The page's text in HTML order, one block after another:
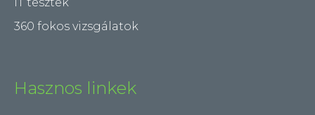
360 fokos vizsgálatok
Hasznos linkek